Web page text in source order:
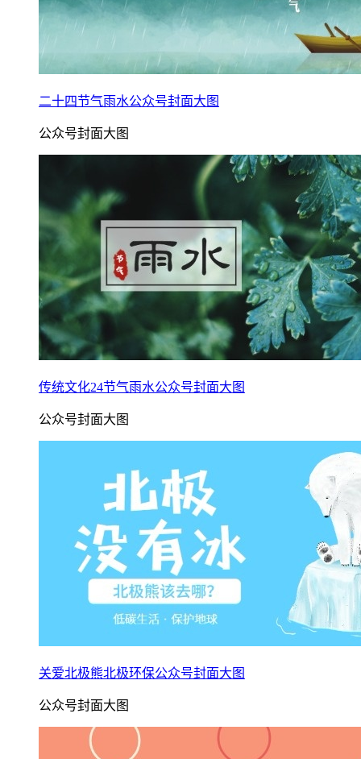
二十四节气雨水公众号封面大图
公众号封面大图
传统文化24节气雨水公众号封面大图
公众号封面大图
关爱北极熊北极环保公众号封面大图
公众号封面大图